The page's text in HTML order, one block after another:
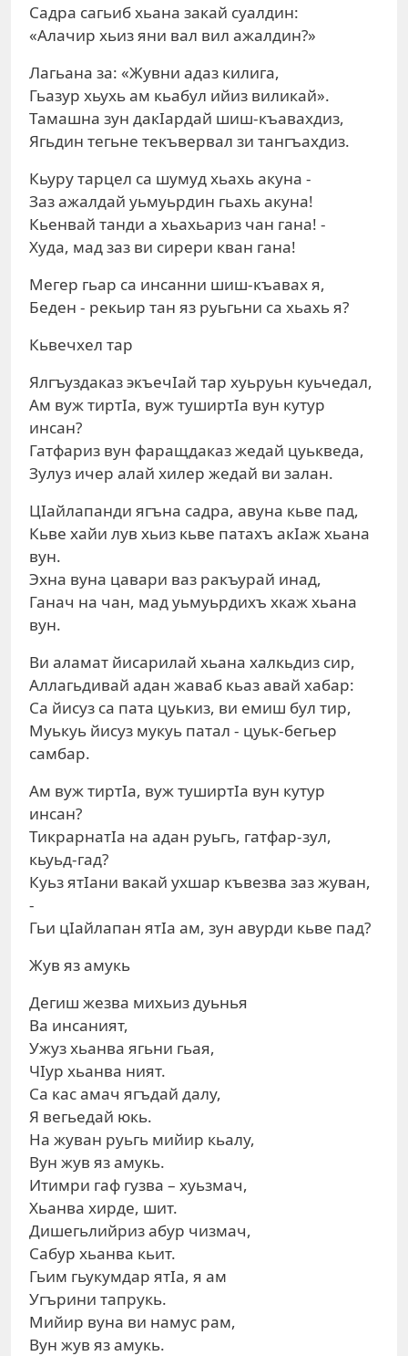
Садра сагьиб хьана закай суалдин:
«Алачир хьиз яни вал вил ажалдин?»
Лагьана за: «Жувни адаз килига,
Гьазур хьухь ам кьабул ийиз виликай».
Тамашна зун дакIардай шиш-къавахдиз,
Ягьдин тегьне текъвервал зи тангъахдиз.
Кьуру тарцел са шумуд хьахь акуна -
Заз ажалдай уьмуьрдин гьахь акуна!
Кьенвай танди а хьахьариз чан гана! -
Худа, мад заз ви сирери кван гана!
Мегер гьар са инсанни шиш-къавах я,
Беден - рекьир тан яз руьгьни са хьахь я?
Кьвечхел тар
Ялгъуздаказ экъечIай тар хуьруьн куьчедал,
Ам вуж тиртIа, вуж туширтIа вун кутур
инсан?
Гатфариз вун фаращдаказ жедай цуькведа,
Зулуз ичер алай хилер жедай ви залан.
ЦIайлапанди ягъна садра, авуна кьве пад,
Кьве хайи лув хьиз кьве патахъ акIаж хьана
вун.
Эхна вуна цавари ваз ракъурай инад,
Ганач на чан, мад уьмуьрдихъ хкаж хьана
вун.
Ви аламат йисарилай хьана халкьдиз сир,
Аллагьдивай адан жаваб кьаз авай хабар:
Са йисуз са пата цуькиз, ви емиш бул тир,
Муькуь йисуз мукуь патал - цуьк-бегьер
самбар.
Ам вуж тиртIа, вуж туширтIа вун кутур
инсан?
ТикрарнатIа на адан руьгь, гатфар-зул,
кьуьд-гад?
Куьз ятIани вакай ухшар къвезва заз жуван,
-
Гьи цIайлапан ятIа ам, зун авурди кьве пад?
Жув яз амукь
Дегиш жезва михьиз дуьнья
Ва инсаният,
Ужуз хьанва ягьни гьая,
ЧIур хьанва ният.
Са кас амач ягъдай далу,
Я вегьедай юкь.
На жуван руьгь мийир кьалу,
Вун жув яз амукь.
Итимри гаф гузва – хуьзмач,
Хьанва хирде, шит.
Дишегьлийриз абур чизмач,
Сабур хьанва кьит.
Гьим гьукумдар ятIа, я ам
Угърини тапрукь.
Мийир вуна ви намус рам,
Вун жув яз амукь.